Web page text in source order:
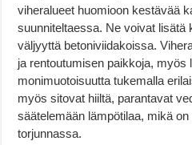
viheralueet huomioon kestävää
suunniteltaessa. Ne voivat lisätä
väljyyttä betoniviidakoissa.
ja rentoutumisen paikkoja, myös
monimuotoisuutta tukemalla
myös sitovat hiiltä, parantavat
säätelemään lämpötilaa, mikä
torjunnassa.